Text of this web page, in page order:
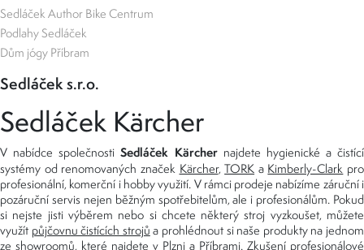
Sedláček Author Bike Centrum
Podlahy Sedláček
Dům jógy Příbram
Sedláček s.r.o.
Sedláček Kärcher
V nabídce společnostiSedláček Kärchernajdete hygienické a čistící
systémy od renomovaných značek Kärcher,TORK a Kimberly-Clark pro
profesionální, komerční i hobby využití. V rámci prodeje nabízíme záruční i
pozáruční servis nejen běžným spotřebitelům, ale i profesionálům. Pokud
si nejste jisti výběrem nebo si chcete některý stroj vyzkoušet, můžete
využít půjčovnu čistících strojů a prohlédnout si naše produkty na jednom
ze showroomů, které najdete v Plzni a Příbrami. Zkušení profesionálové